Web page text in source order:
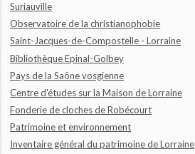
Suriauville
Observatoire de la christianophobie
Saint-Jacques-de-Compostelle - Lorraine
Bibliothèque Epinal-Golbey
Pays de la Saône vosgienne
Centre d'études sur la Maison de Lorraine
Fonderie de cloches de Robécourt
Patrimoine et environnement
Inventaire général du patrimoine de Lorraine